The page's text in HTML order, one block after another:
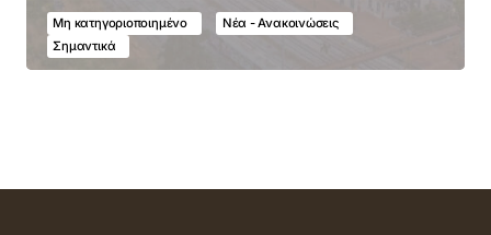
Μη κατηγοριοποιημένο
Νέα - Ανακοινώσεις
Σημαντικά